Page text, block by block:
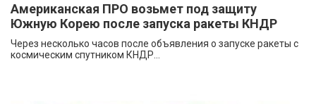
Американская ПРО возьмет под защиту
Южную Корею после запуска ракеты КНДР
Через несколько часов после объявления о запуске ракеты с
космическим спутником КНДР...